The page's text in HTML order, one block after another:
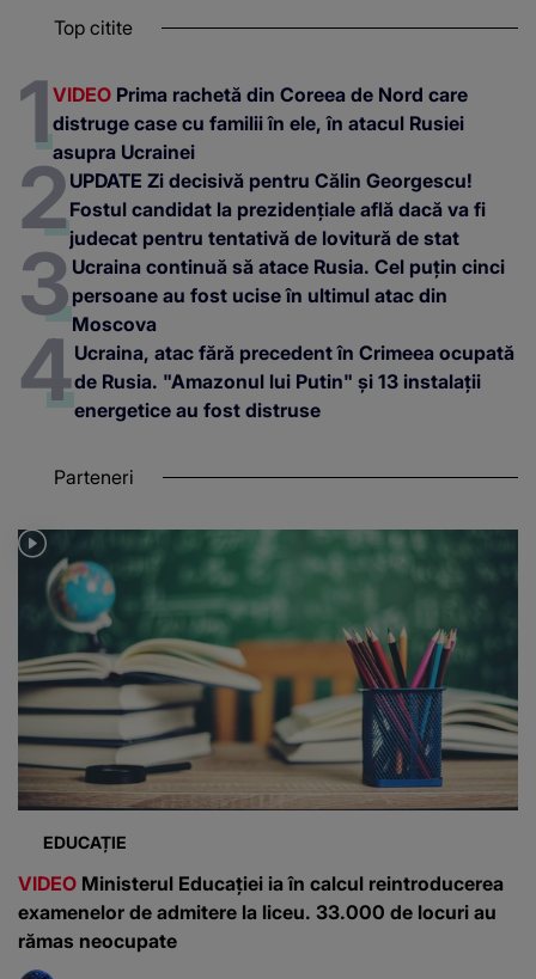
Top citite
VIDEO Prima rachetă din Coreea de Nord care
distruge case cu familii în ele, în atacul Rusiei
asupra Ucrainei
UPDATE Zi decisivă pentru Călin Georgescu!
Fostul candidat la prezidențiale află dacă va fi
judecat pentru tentativă de lovitură de stat
Ucraina continuă să atace Rusia. Cel puțin cinci
persoane au fost ucise în ultimul atac din
Moscova
Ucraina, atac fără precedent în Crimeea ocupată
de Rusia. "Amazonul lui Putin" și 13 instalații
energetice au fost distruse
Parteneri
EDUCAȚIE
VIDEO Ministerul Educației ia în calcul reintroducerea
examenelor de admitere la liceu. 33.000 de locuri au
rămas neocupate